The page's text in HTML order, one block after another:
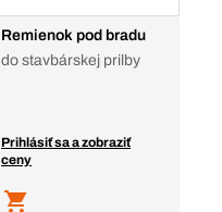
Remienok pod bradu
do stavbárskej prilby
Prihlásiť sa a zobraziť
ceny